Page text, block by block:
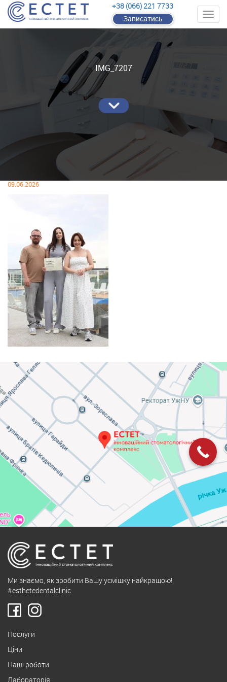
+38 (066) 221 7733
Записатись
IMG_7207
09.06.2026
Ми знаємо, як зробити Вашу усмішку найкращою!
#esthetedentalclinic
Послуги
Ціни
Наші роботи
Лабораторія